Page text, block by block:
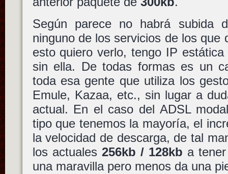
Según parece no habrá subida
ninguno de los servicios de los
esto quiero verlo, tengo IP
sin ella. De todas formas es un
toda esa gente que utiliza los
Emule, Kazaa, etc., sin lugar a
actual. En el caso del ADSL
tipo que tenemos la mayoría, el
la velocidad de descarga, de tal
los actuales 256kb / 128kb a
una maravilla pero menos da una